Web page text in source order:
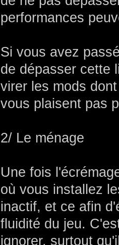
performances
Si vous avez
de dépasser cette
virer les mods
vous plaisent pas
2/ Le ménage
Une fois
où vous installez
inactif, et ce afin
fluidité du jeu.
ignorer, surtout